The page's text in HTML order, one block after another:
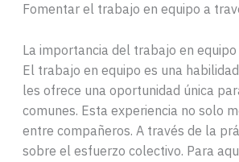
Fomentar el trabajo en equipo a
La importancia del trabajo en equipo
El trabajo en equipo es una
les ofrece una oportunidad única
comunes. Esta experiencia no solo
entre compañeros. A través de la
sobre el esfuerzo colectivo. Para